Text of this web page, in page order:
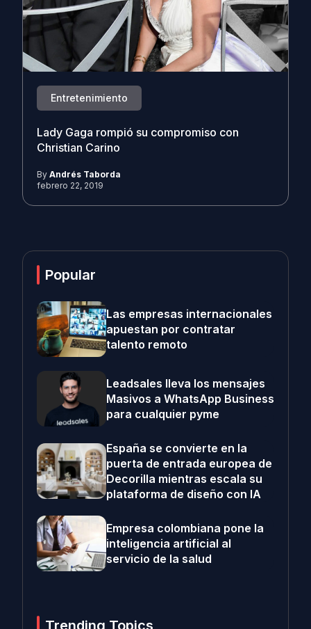
Entretenimiento
Lady Gaga rompió su compromiso con
Christian Carino
By Andrés Taborda
febrero 22, 2019
Popular
Las empresas internacionales
apuestan por contratar
talento remoto
Leadsales lleva los mensajes
Masivos a WhatsApp Business
para cualquier pyme
España se convierte en la
puerta de entrada europea de
Decorilla mientras escala su
plataforma de diseño con IA
Empresa colombiana pone la
inteligencia artificial al
servicio de la salud
Trending Topics